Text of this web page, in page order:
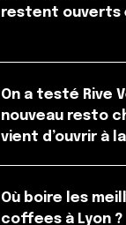
restent ouverts
On a testé Rive
nouveau resto
vient d’ouvrir à
Où boire les
coffees à Lyon ?